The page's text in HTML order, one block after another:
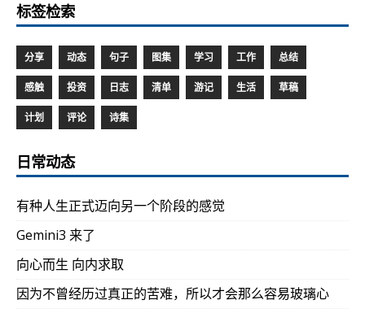
标签检索
分享 动态 句子 图集 学习 工作 总结
感触 投资 日志 清单 游记 生活 草稿
计划 评论 诗集
日常动态
有种人生正式迈向另一个阶段的感觉
Gemini3 来了
向心而生 向内求取
因为不曾经历过真正的苦难，所以才会那么容易玻璃心